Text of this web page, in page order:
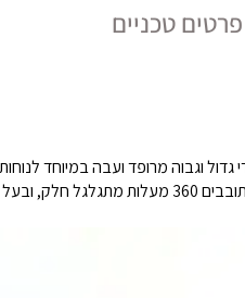
פרטים טכניים
יציבות וניידות נהדרות.